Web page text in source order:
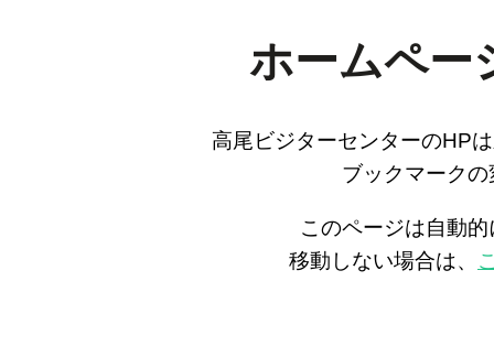
ホームペー
高尾ビジターセンターのHP
ブックマーク
このページは自動
移動しない場合は、